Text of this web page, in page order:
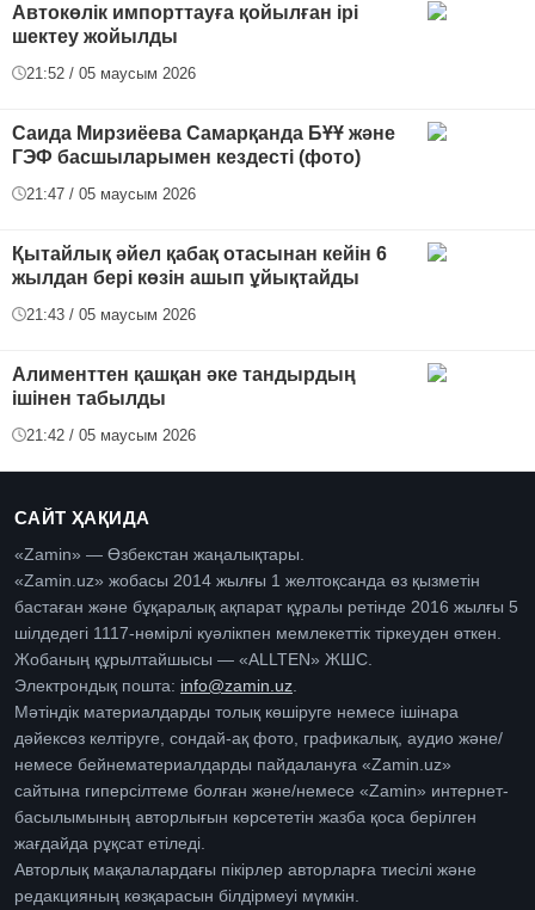
Автокөлік импорттауға қойылған ірі
шектеу жойылды
21:52 / 05 маусым 2026
Саида Мирзиёева Самарқанда БҰҰ және
ГЭФ басшыларымен кездесті (фото)
21:47 / 05 маусым 2026
Қытайлық әйел қабақ отасынан кейін 6
жылдан бері көзін ашып ұйықтайды
21:43 / 05 маусым 2026
Алименттен қашқан әке тандырдың
ішінен табылды
21:42 / 05 маусым 2026
САЙТ ҲАҚИДА
«Zamin» — Өзбекстан жаңалықтары.
«Zamin.uz» жобасы 2014 жылғы 1 желтоқсанда өз қызметін
бастаған және бұқаралық ақпарат құралы ретінде 2016 жылғы 5
шілдедегі 1117-нөмірлі куәлікпен мемлекеттік тіркеуден өткен.
Жобаның құрылтайшысы — «ALLTEN» ЖШС.
Электрондық пошта: info@zamin.uz
Мәтіндік материалдарды толық көшіруге немесе ішінара
дәйексөз келтіруге, сондай-ақ фото, графикалық, аудио және/
немесе бейнематериалдарды пайдалануға «Zamin.uz»
сайтына гиперсілтеме болған және/немесе «Zamin» интернет-
басылымының авторлығын көрсететін жазба қоса берілген
жағдайда рұқсат етіледі.
Авторлық мақалалардағы пікірлер авторларға тиесілі және
редакцияның көзқарасын білдірмеуі мүмкін.